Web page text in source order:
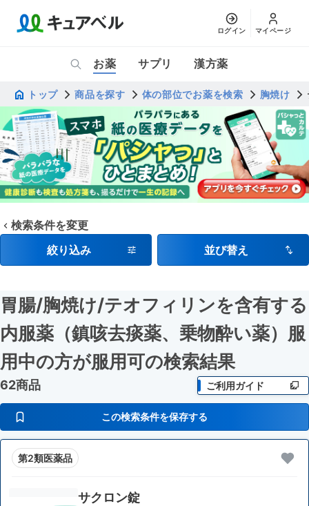
ログイン マイページ
お薬 サプリ 漢方薬
トップ 商品を探す 体の部位でお薬を検索 胸焼け
検索条件を変更
絞り込み
並び替え
胃腸/胸焼け/テオフィリンを含有する
内服薬（鎮咳去痰薬、乗物酔い薬）服
用中の方が服用可の検索結果
62商品 ご利用ガイド
この検索条件を保存する
第2類医薬品
サクロン錠